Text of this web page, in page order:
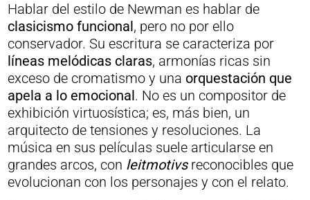
Hablar del estilo de Newman es hablar de
clasicismo funcional, pero no por ello
conservador. Su escritura se caracteriza por
líneas melódicas claras, armonías ricas sin
exceso de cromatismo y una orquestación que
apela a lo emocional. No es un compositor de
exhibición virtuosística; es, más bien, un
arquitecto de tensiones y resoluciones. La
música en sus películas suele articularse en
grandes arcos, con leitmotivsreconocibles que
evolucionan con los personajes y con el relato.